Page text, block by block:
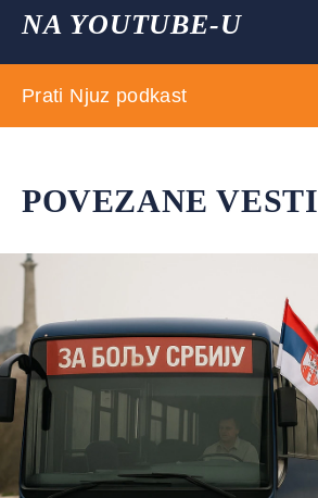
NA YOUTUBE-U
Prati Njuz podkast
POVEZANE VESTI